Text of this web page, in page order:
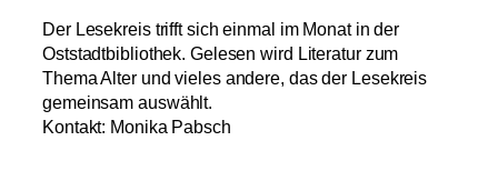
Der Lesekreis trifft sich einmal im Monat in der
Oststadtbibliothek. Gelesen wird Literatur zum
Thema Alter und vieles andere, das der Lesekreis
gemeinsam auswählt.
Kontakt: Monika Pabsch